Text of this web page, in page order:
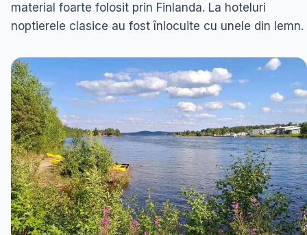
material foarte folosit prin Finlanda. La hoteluri
noptierele clasice au fost înlocuite cu unele din lemn.